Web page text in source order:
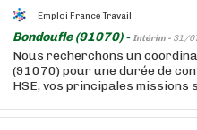
Emploi France Travail
Bondoufle (91070) -Intérim - 31/
Nous recherchons un
(91070) pour une durée de
HSE, vos principales missions